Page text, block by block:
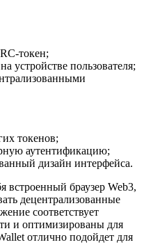
токен;
устройстве пользователя;
токенов;
аутентификацию;
дизайн интерфейса.
встроенный браузер Web3,
децентрализованные
соответствует
и оптимизированы для
отлично подойдет для